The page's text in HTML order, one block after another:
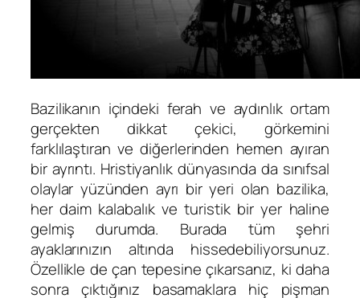
Bazilikanın içindeki ferah ve aydınlık ortam
gerçekten dikkat çekici, görkemini
farklılaştıran ve diğerlerinden hemen ayıran
bir ayrıntı. Hristiyanlık dünyasında da sınıfsal
olaylar yüzünden ayrı bir yeri olan bazilika,
her daim kalabalık ve turistik bir yer haline
gelmiş durumda. Burada tüm şehri
ayaklarınızın altında hissedebiliyorsunuz.
Özellikle de çan tepesine çıkarsanız, ki daha
sonra çıktığınız basamaklara hiç pişman